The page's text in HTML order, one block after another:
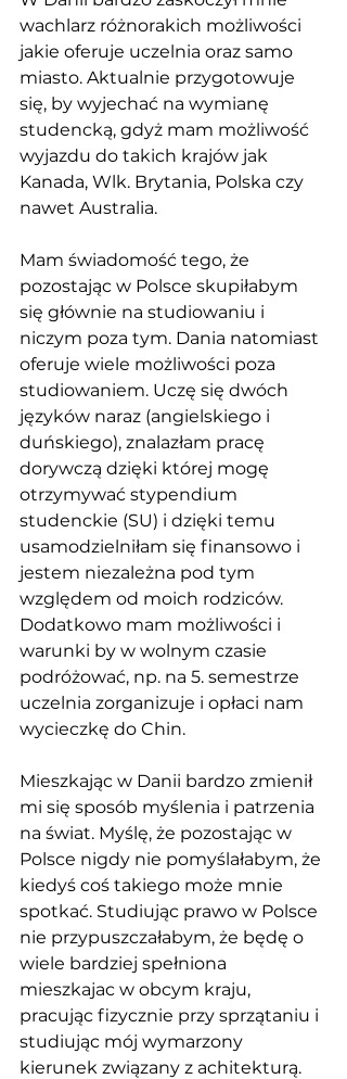
wachlarz różnorakich możliwości
jakie oferuje uczelnia oraz samo
miasto. Aktualnie przygotowuje
się, by wyjechać na wymianę
studencką, gdyż mam możliwość
wyjazdu do takich krajów jak
Kanada, Wlk. Brytania, Polska czy
nawet Australia.
Mam świadomość tego, że
pozostając w Polsce skupiłabym
się głównie na studiowaniu i
niczym poza tym. Dania natomiast
oferuje wiele możliwości poza
studiowaniem. Uczę się dwóch
języków naraz (angielskiego i
duńskiego), znalazłam pracę
dorywczą dzięki której mogę
otrzymywać stypendium
studenckie (SU) i dzięki temu
usamodzielniłam się finansowo i
jestem niezależna pod tym
względem od moich rodziców.
Dodatkowo mam możliwości i
warunki by w wolnym czasie
podróżować, np. na 5. semestrze
uczelnia zorganizuje i opłaci nam
wycieczkę do Chin.
Mieszkając w Danii bardzo zmienił
mi się sposób myślenia i patrzenia
na świat. Myślę, że pozostając w
Polsce nigdy nie pomyślałabym, że
kiedyś coś takiego może mnie
spotkać. Studiując prawo w Polsce
nie przypuszczałabym, że będę o
wiele bardziej spełniona
mieszkajac w obcym kraju,
pracując fizycznie przy sprzątaniu i
studiując mój wymarzony
kierunek związany z achitekturą.